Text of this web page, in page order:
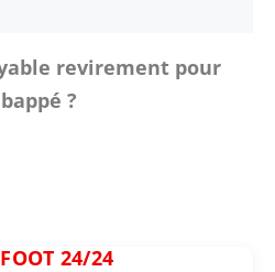
revirement pour
?
24/24